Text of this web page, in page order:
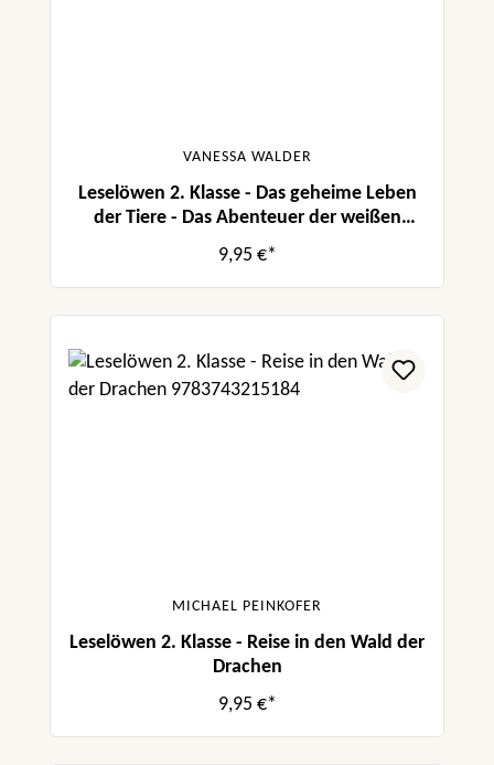
VANESSA WALDER
Leselöwen 2. Klasse - Das geheime Leben
der Tiere - Das Abenteuer der weißen
Wölfin
9,95 €*
MICHAEL PEINKOFER
Leselöwen 2. Klasse - Reise in den Wald der
Drachen
9,95 €*